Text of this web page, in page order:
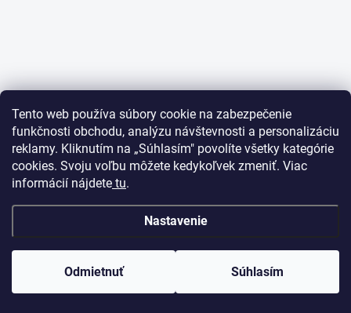
Tento web používa súbory cookie na zabezpečenie
funkčnosti obchodu, analýzu návštevnosti a personalizáciu
reklamy. Kliknutím na „Súhlasím" povolíte všetky kategórie
cookies. Svoju voľbu môžete kedykoľvek zmeniť. Viac
informácií nájdete tu.
Nastavenie
Odmietnuť Súhlasím